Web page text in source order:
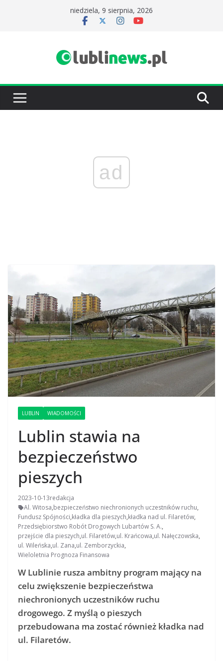
niedziela, 9 sierpnia, 2026
ad
LUBLIN WIADOMOŚCI
Lublin stawia na
bezpieczeństwo
pieszych
2023-10-13redakcja
Al. Witosa,bezpieczeństwo niechronionych uczestników ruchu,
Fundusz Spójności,kładka dla pieszych,kładka nad ul. Filaretów,
Przedsiębiorstwo Robót Drogowych Lubartów S. A.,
przejście dla pieszych,ul. Filaretów,ul. Krańcowa,ul. Nałęczowska,
ul. Wileńska,ul. Zana,ul. Zemborzyckia,
Wieloletnia Prognoza Finansowa
W Lublinie rusza ambitny program mający na
celu zwiększenie bezpieczeństwa
niechronionych uczestników ruchu
drogowego. Z myślą o pieszych
przebudowana ma zostać również kładka nad
ul. Filaretów.